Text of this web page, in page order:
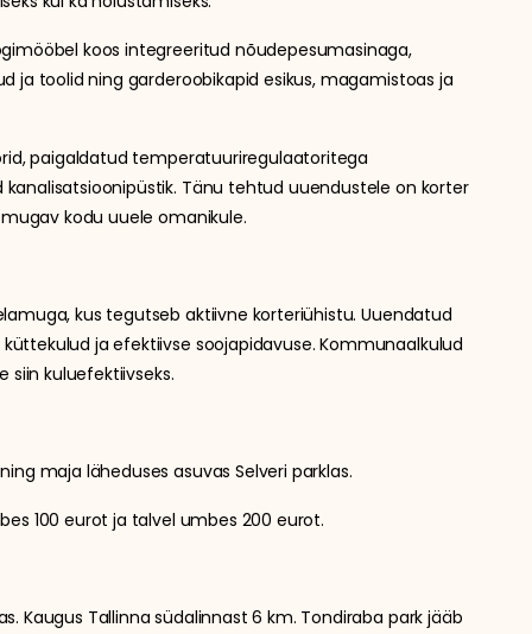
koos integreeritud nõudepesumasinaga,
ja toolid ning garderoobikapid esikus, magamistoas ja
paigaldatud temperatuuriregulaatoritega
Tänu tehtud uuendustele on korter
kodu uuele omanikule.
kus tegutseb aktiivne korteriühistu. Uuendatud
ja efektiivse soojapidavuse. Kommunaalkulud
siin kuluefektiivseks.
maja läheduses asuvas Selveri parklas.
100 eurot ja talvel umbes 200 eurot.
Kaugus Tallinna südalinnast 6 km. Tondiraba park jääb